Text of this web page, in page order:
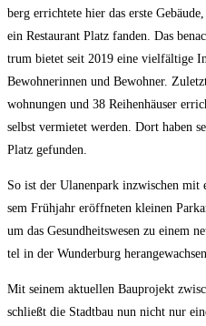
berg errich­te­te hier das ers­te
ein Restau­rant Platz fan­den. Das
trum bie­tet seit 2019 eine viel­fäl­ti­ge
Bewoh­ne­rin­nen und Bewoh­ner.
woh­nun­gen und 38 Rei­hen­häu­ser
selbst ver­mie­tet wer­den. Dort haben
Platz gefunden.
So ist der Ula­nen­park inzwi­schen
sem Früh­jahr eröff­ne­ten klei­nen
um das Gesund­heits­we­sen zu einem
tel in der Wun­der­burg
Mit sei­nem aktu­el­len Bau­pro­jekt
schließt die Stadt­bau nun nicht nur